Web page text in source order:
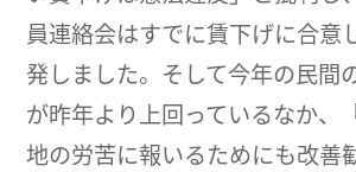
員連絡会はすでに賃下げに合意
発しました。そして今年の民間
が昨年より上回っているなか、
地の労苦に報いるためにも改善